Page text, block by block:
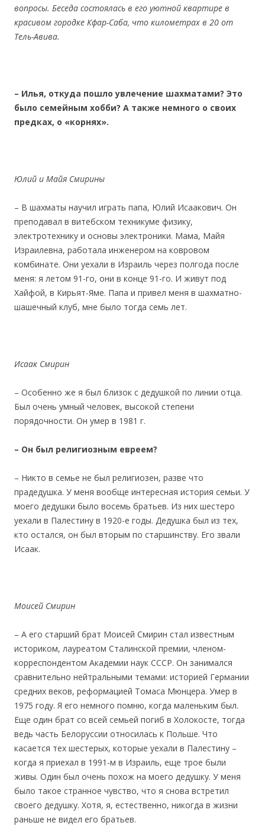
вопросы. Беседа состоялась в его уютной квартире в
красивом городке Кфар-Саба, что километрах в 20 от
Тель-Авива.
– Илья, откуда пошлоувлечение шахматами? Это
было семейным хобби? А также немного о своих
предках, о «корнях».
Юлий и Майя Смирины
– В шахматы научил играть папа, Юлий Исаакович. Он
преподавал в витебском техникуме физику,
электротехнику и основы электроники. Мама, Майя
Израилевна, работала инженером на ковровом
комбинате. Они уехали в Израиль через полгода после
меня: я летом 91-го, они в конце 91-го. И живут под
Хайфой, в Кирьят-Яме. Папа и привел меня в шахматно-
шашечный клуб, мне было тогда семь лет.
Исаак Смирин
– Особенно же я был близок с дедушкой по линии отца.
Был очень умный человек, высокой степени
порядочности. Он умер в 1981 г.
– Он был религиозным евреем?
– Никто в семье не был религиозен, разве что
прадедушка. У меня вообще интересная история семьи. У
моего дедушки было восемь братьев. Из них шестеро
уехали в Палестину в 1920-е годы. Дедушка был из тех,
кто остался, он был вторым по старшинству. Его звали
Исаак.
Моисей Смирин
– А его старший брат Моисей Смирин стал известным
историком, лауреатом Сталинской премии, членом-
корреспондентом Академии наук СССР. Он занимался
сравнительно нейтральными темами: историей Германии
средних веков, реформацией Томаса Мюнцера. Умер в
1975 году. Я его немного помню, когда маленьким был.
Еще один брат со всей семьей погиб в Холокосте, тогда
ведь часть Белоруссии относилась к Польше. Что
касается тех шестерых, которые уехали в Палестину –
когда я приехал в 1991-м в Израиль, еще трое были
живы. Один был очень похож на моего дедушку. У меня
было такое странное чувство, что я снова встретил
своего дедушку. Хотя, я, естественно, никогда в жизни
раньше не видел его братьев.